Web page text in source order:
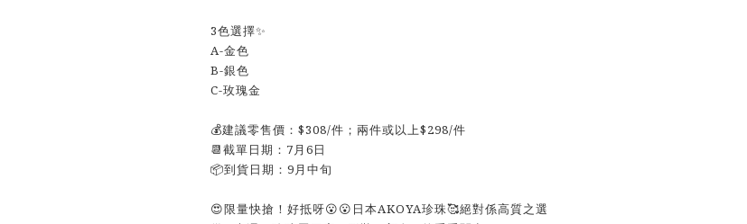
3色選擇✨
A-金色
B-銀色
C-玫瑰金
💰建議零售價：$308/件；兩件或以上$298/件
📆截單日期：7月6日
📦到貨日期：9月中旬
😍限量快搶！好抵呀😮😮日本AKOYA珍珠🥰絕對係高質之選